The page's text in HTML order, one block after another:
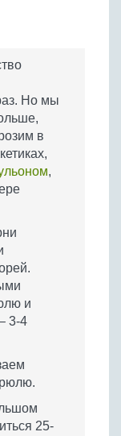
Но мы
в
,
и
3-4
25-